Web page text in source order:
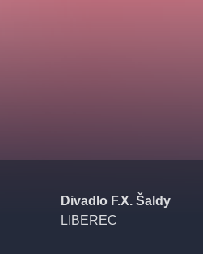
Divadlo F.X. Šaldy
LIBEREC